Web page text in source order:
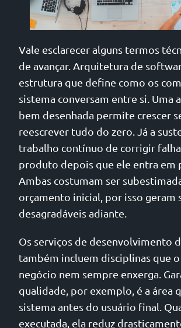
Vale esclarecer alguns termos
de avançar. Arquitetura de
estrutura que define como os
sistema conversam entre si. Uma
bem desenhada permite crescer
reescrever tudo do zero. Já a
trabalho contínuo de corrigir
produto depois que ele entra em
Ambas costumam ser
orçamento inicial, por isso geram
desagradáveis adiante.
Os serviços de desenvolvimento
também incluem disciplinas que
negócio nem sempre enxerga.
qualidade, por exemplo, é a área
sistema antes do usuário final.
executada, ela reduz